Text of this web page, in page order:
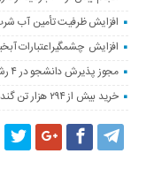
افزایش ظرفیت تأمین آب
افزایش چشمگیراعتبارات
مجوز پذیرش دانشجو در ۴ رشته جدید کارشناسی‌ارشد دانشگاه لرستان صادر شد
خرید بیش از ۲۹۴ هزار تن گندم از کشاورزان لرستان